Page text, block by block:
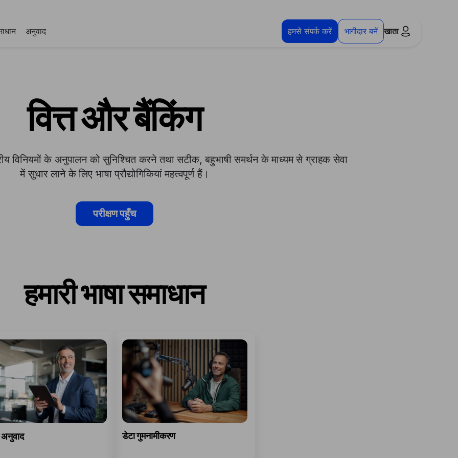
अनुवाद हमसे संपर्क करें भागीदार बनें खाता
वित्त और बैंकिंग
विनियमों के अनुपालन को सुनिश्चित करने तथा सटीक, बहुभाषी समर्थन के माध्यम से ग्राहक सेवा
में सुधार लाने के लिए भाषा प्रौद्योगिकियां महत्वपूर्ण हैं।
परीक्षण पहुँच
हमारी भाषा समाधान
डेटा गुमनामीकरण